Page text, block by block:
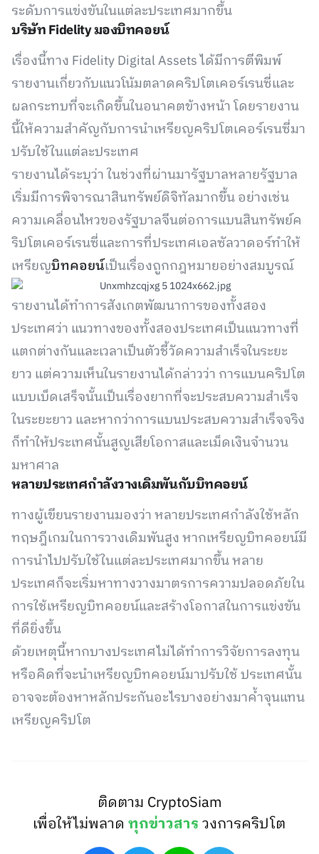
ระดับการแข่งขันในแต่ละประเทศมากขึ้น
บริษัท Fidelity มองบิทคอยน์
เรื่องนี้ทาง Fidelity Digital Assets ได้มีการตีพิมพ์
รายงานเกี่ยวกับแนวโน้มตลาดคริปโตเคอร์เรนซี่และ
ผลกระทบที่จะเกิดขึ้นในอนาคตข้างหน้า โดยรายงาน
นี้ให้ความสำคัญกับการนำเหรียญคริปโตเคอร์เรนซี่มา
ปรับใช้ในแต่ละประเทศ
รายงานได้ระบุว่า ในช่วงที่ผ่านมารัฐบาลหลายรัฐบาล
เริ่มมีการพิจารณาสินทรัพย์ดิจิทัลมากขึ้น อย่างเช่น
ความเคลื่อนไหวของรัฐบาลจีนต่อการแบนสินทรัพย์ค
ริปโตเคอร์เรนซี่และการที่ประเทศเอลซัลวาดอร์ทำให้
เหรียญบิทคอยน์เป็นเรื่องถูกกฎหมายอย่างสมบูรณ์
รายงานได้ทำการสังเกตพัฒนาการของทั้งสอง
ประเทศว่า แนวทางของทั้งสองประเทศเป็นแนวทางที่
แตกต่างกันและเวลาเป็นตัวชี้วัดความสำเร็จในระยะ
ยาว แต่ความเห็นในรายงานได้กล่าวว่า การแบนคริปโต
แบบเบ็ดเสร็จนั้นเป็นเรื่องยากที่จะประสบความสำเร็จ
ในระยะยาว และหากว่าการแบนประสบความสำเร็จจริง
ก็ทำให้ประเทศนั้นสูญเสียโอกาสและเม็ดเงินจำนวน
มหาศาล
หลายประเทศกำลังวางเดิมพันกับบิทคอยน์
ทางผู้เขียนรายงานมองว่า หลายประเทศกำลังใช้หลัก
ทฤษฎีเกมในการวางเดิมพันสูง หากเหรียญบิทคอยน์มี
การนำไปปรับใช้ในแต่ละประเทศมากขึ้น หลาย
ประเทศก็จะเริ่มหาทางวางมาตรการความปลอดภัยใน
การใช้เหรียญบิทคอยน์และสร้างโอกาสในการแข่งขัน
ที่ดียิ่งขึ้น
ด้วยเหตุนี้หากบางประเทศไม่ได้ทำการวิจัยการลงทุน
หรือคิดที่จะนำเหรียญบิทคอยน์มาปรับใช้ ประเทศนั้น
อาจจะต้องหาหลักประกันอะไรบางอย่างมาค้ำจุนแทน
เหรียญคริปโต
ติดตาม CryptoSiam
เพื่อให้ไม่พลาดทุกข่าวสารวงการคริปโต